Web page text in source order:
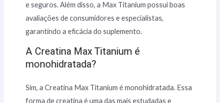
e seguros. Além disso, a Max Titanium possui boas
avaliações de consumidores e especialistas,
garantindo a eficácia do suplemento.
A Creatina Max Titanium é
monohidratada?
Sim, a Creatina Max Titanium é monohidratada. Essa
forma de creatina é uma das mais estudadas e